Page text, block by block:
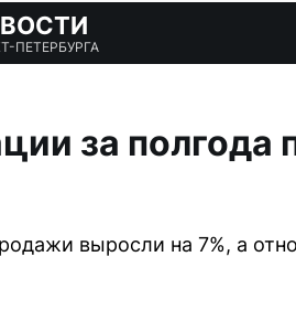
ПЕТЕРБУРГА
за полгода
выросли на 7%, а